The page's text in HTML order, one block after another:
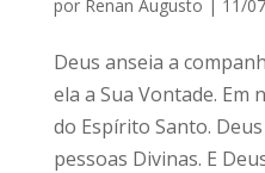
por Renan Augusto | 11/
Deus anseia a
ela a Sua Vontade. Em
do Espírito Santo.
pessoas Divinas. E